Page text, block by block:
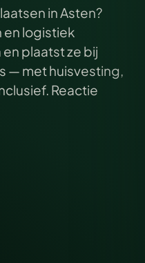
in Asten?
en logistiek
plaatst ze bij
— met huisvesting,
Reactie